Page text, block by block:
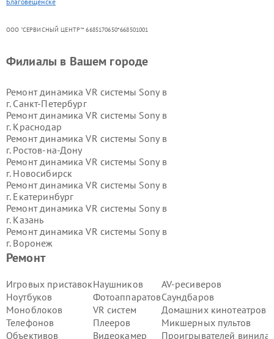
ООО "СЕРВИСНЫЙ ЦЕНТР"* 6685170650*668501001
Ремонт
Игровых приставок
Ноутбуков
Моноблоков
Телефонов
Объективов
Наушников
Фотоаппаратов
VR систем
Плееров
Видеокамер
AV-ресиверов
Саундбаров
Домашних кинотеатров
Микшерных пультов
Проигрывателей винила
Филиалы в Вашем городе
Ремонт динамика VR системы Sony в
г. Санкт-Петербург
Ремонт динамика VR системы Sony в
г. Краснодар
Ремонт динамика VR системы Sony в
г. Ростов-на-Дону
Ремонт динамика VR системы Sony в
г. Новосибирск
Ремонт динамика VR системы Sony в
г. Екатеринбург
Ремонт динамика VR системы Sony в
г. Казань
Ремонт динамика VR системы Sony в
г. Воронеж
Ремонт динамика VR системы Sony в
г. Волгоград
г.Самара
Ремонт динамика VR системы Sony в
г.Пермь
Ремонт динамика VR системы Sony в
г.Красноярск